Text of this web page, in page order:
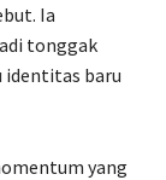
Ia
tonggak
identitas baru
yang